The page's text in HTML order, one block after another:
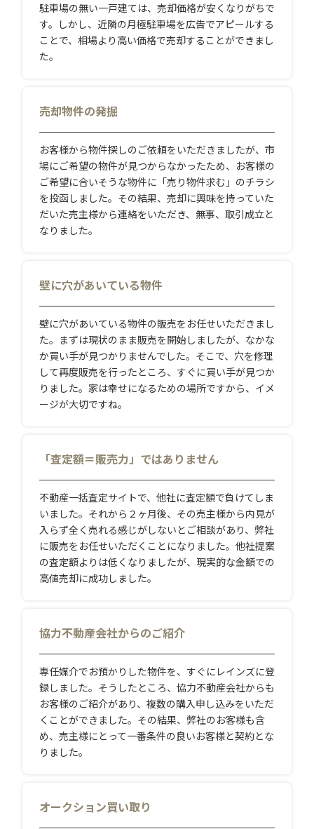
駐車場の無い一戸建ては、売却価格が安くなりがちで
す。しかし、近隣の月極駐車場を広告でアピールする
ことで、相場より高い価格で売却することができまし
た。
売却物件の発掘
お客様から物件探しのご依頼をいただきましたが、市
場にご希望の物件が見つからなかったため、お客様の
ご希望に合いそうな物件に「売り物件求む」のチラシ
を投函しました。その結果、売却に興味を持っていた
だいた売主様から連絡をいただき、無事、取引成立と
なりました。
壁に穴があいている物件
壁に穴があいている物件の販売をお任せいただきまし
た。まずは現状のまま販売を開始しましたが、なかな
か買い手が見つかりませんでした。そこで、穴を修理
して再度販売を行ったところ、すぐに買い手が見つか
りました。家は幸せになるための場所ですから、イメ
ージが大切ですね。
「査定額＝販売力」ではありません
不動産一括査定サイトで、他社に査定額で負けてしま
いました。それから２ヶ月後、その売主様から内見が
入らず全く売れる感じがしないとご相談があり、弊社
に販売をお任せいただくことになりました。他社提案
の査定額よりは低くなりましたが、現実的な金額での
高値売却に成功しました。
協力不動産会社からのご紹介
専任媒介でお預かりした物件を、すぐにレインズに登
録しました。そうしたところ、協力不動産会社からも
お客様のご紹介があり、複数の購入申し込みをいただ
くことができました。その結果、弊社のお客様も含
め、売主様にとって一番条件の良いお客様と契約とな
りました。
オークション買い取り